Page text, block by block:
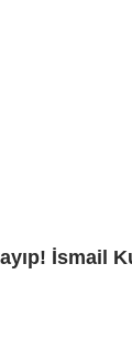
İsmail